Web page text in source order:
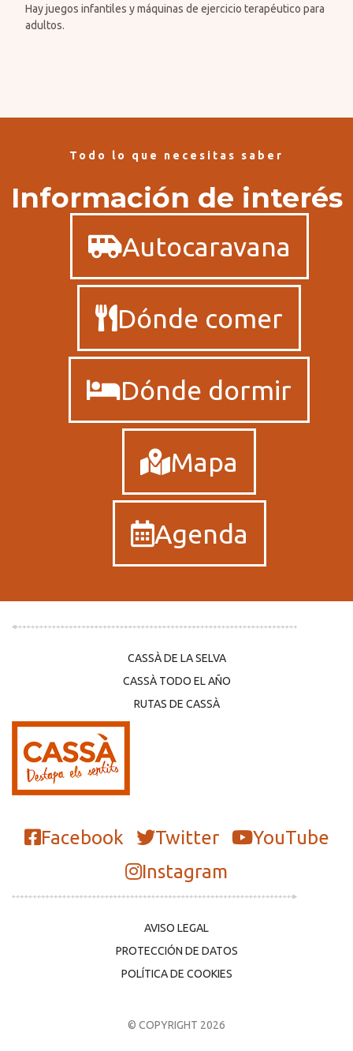
Hay juegos infantiles y máquinas de ejercicio terapéutico para
adultos.
Todo lo que necesitas saber
Información de interés
Autocaravana
Dónde comer
Dónde dormir
Mapa
Agenda
CASSÀ DE LA SELVA
CASSÀ TODO EL AÑO
RUTAS DE CASSÀ
Facebook Twitter
YouTube
Instagram
AVISO LEGAL
PROTECCIÓN DE DATOS
POLÍTICA DE COOKIES
© COPYRIGHT 2026